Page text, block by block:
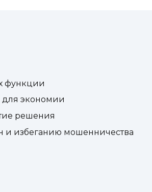
функции
для экономии
решения
и избеганию мошенничества